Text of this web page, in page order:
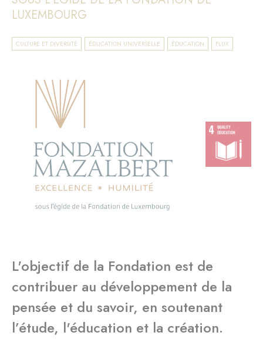
LUXEMBOURG
CULTURE ET DIVERSITÉ ÉDUCATION UNIVERSELLE ÉDUCATION FLUX
L'objectif de la Fondation est de
contribuer au développement de la
pensée et du savoir, en soutenant
l’étude, l'éducation et la création.